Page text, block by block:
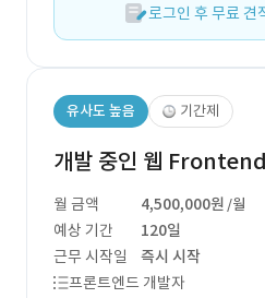
로그인 후 무료 견
유사도 높음 기간제
개발 중인 웹
월 금액 4,500,000원 /월
예상 기간
120일
근무 시작일
즉시 시작
프론트엔드 개발자